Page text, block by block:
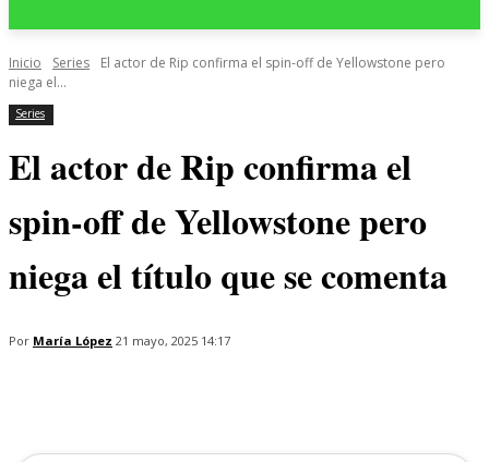
Inicio Series
El actor de Rip confirma el spin-off de Yellowstone pero
niega el...
Series
El actor de Rip confirma el
spin-off de Yellowstone pero
niega el título que se comenta
Por María López 21 mayo, 2025 14:17